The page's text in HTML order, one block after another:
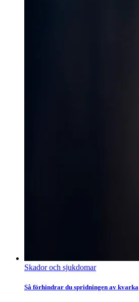
Skador och sjukdomar
Så förhindrar du spridningen av kvarka